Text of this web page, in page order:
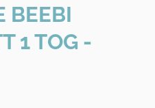
BEEBI
1 TOG -